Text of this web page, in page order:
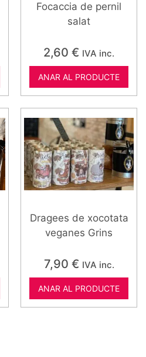
Focaccia de pernil
salat
2,60 € IVA inc.
ANAR AL PRODUCTE
Dragees de xocotata
veganes Grins
7,90 € IVA inc.
ANAR AL PRODUCTE